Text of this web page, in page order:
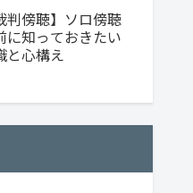
判傍聴】ソロ傍聴
に知っておきたい
と心構え